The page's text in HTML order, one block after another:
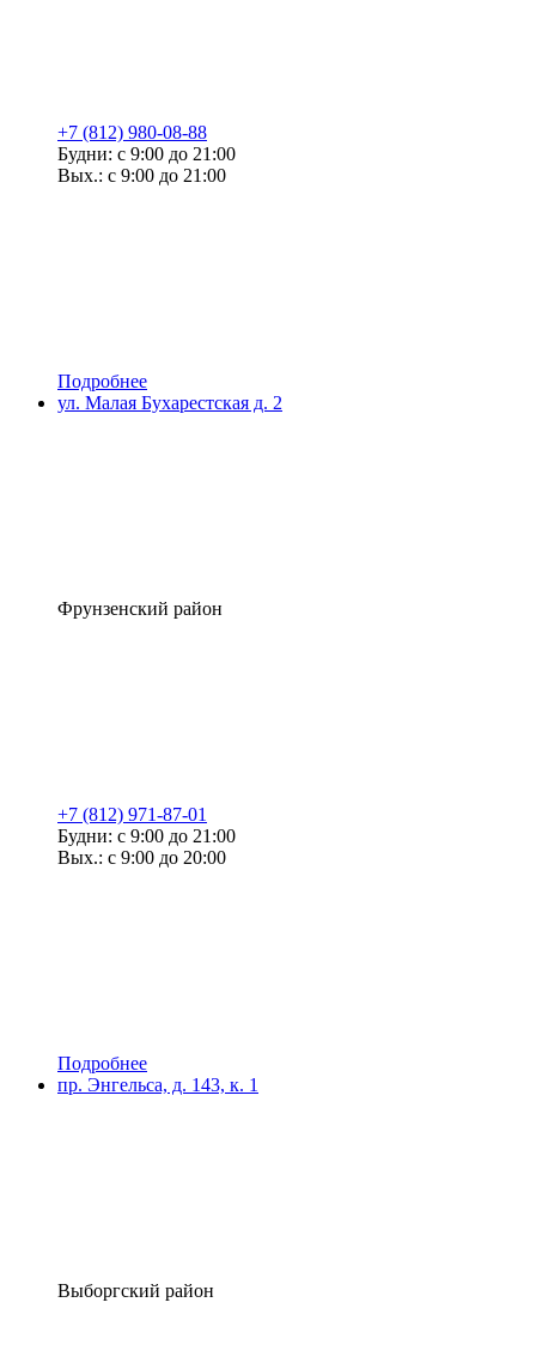
+7 (812) 980-08-88
Будни: с 9:00 до 21:00
Вых.: с 9:00 до 21:00
Подробнее
ул. Малая Бухарестская д. 2
Фрунзенский район
+7 (812) 971-87-01
Будни: с 9:00 до 21:00
Вых.: с 9:00 до 20:00
Подробнее
пр. Энгельса, д. 143, к. 1
Выборгский район